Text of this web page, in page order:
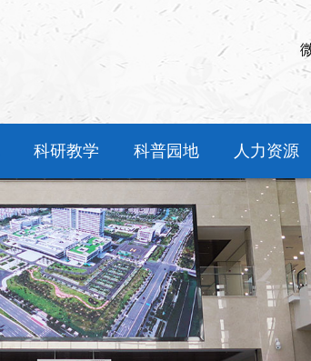
科研教学 科普园地 人力资源